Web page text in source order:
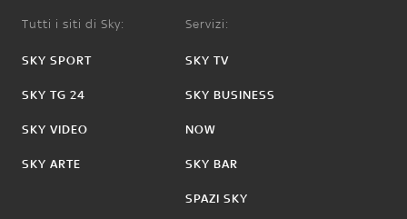
Tutti i siti di Sky:
SKY SPORT
SKY TG 24
SKY VIDEO
SKY ARTE
Servizi:
SKY TV
SKY BUSINESS
NOW
SKY BAR
SPAZI SKY